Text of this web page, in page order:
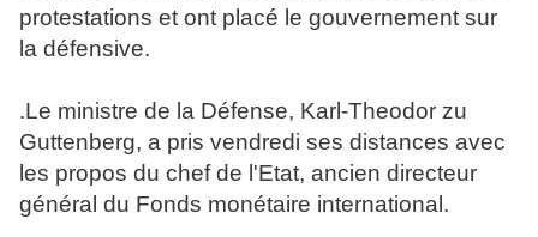
protestations et ont placé le gouvernement sur
la défensive.
.Le ministre de la Défense, Karl-Theodor zu
Guttenberg, a pris vendredi ses distances avec
les propos du chef de l'Etat, ancien directeur
général du Fonds monétaire international.